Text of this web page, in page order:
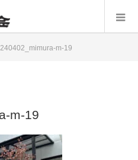
m-19
m-19